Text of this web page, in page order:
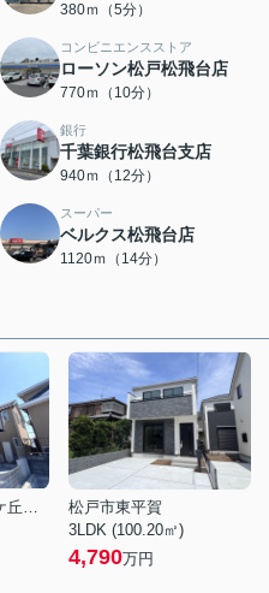
380ｍ（5分）
コンビニエンスストア
ローソン松戸松飛台店
770ｍ（10分）
銀行
千葉銀行松飛台支店
940ｍ（12分）
スーパー
ベルクス松飛台店
1120ｍ（14分）
松戸市小金きよしケ丘４丁目
松戸市東平賀
3LDK (100.20㎡)
4,790万円